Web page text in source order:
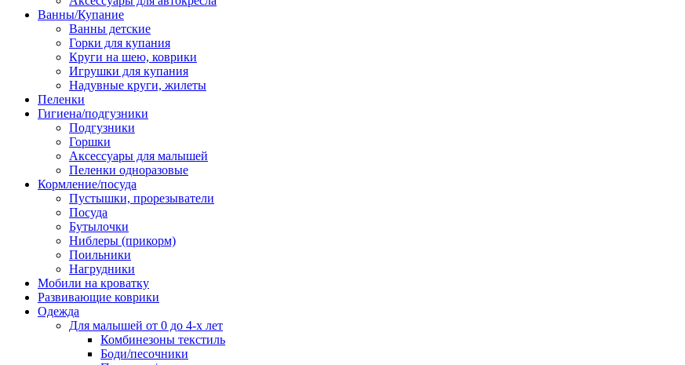
Ванны/Купание
Ванны детские
Горки для купания
Круги на шею, коврики
Игрушки для купания
Надувные круги, жилеты
Пеленки
Гигиена/подгузники
Подгузники
Горшки
Аксессуары для малышей
Пеленки одноразовые
Кормление/посуда
Пустышки, прорезыватели
Посуда
Бутылочки
Ниблеры (прикорм)
Поильники
Нагрудники
Мобили на кроватку
Развивающие коврики
Одежда
Для малышей от 0 до 4-х лет
Комбинезоны текстиль
Боди/песочники